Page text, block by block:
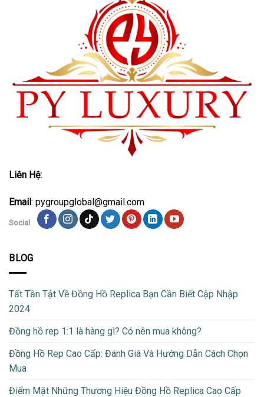
Liên Hệ:
Email: pygroupglobal@gmail.com
Social
BLOG
Tất Tần Tật Về Đồng Hồ Replica Bạn Cần Biết Cập Nhập
2024
Đồng hồ rep 1:1 là hàng gì? Có nên mua không?
Đồng Hồ Rep Cao Cấp: Đánh Giá Và Hướng Dẫn Cách Chọn
Mua
Điểm Mặt Những Thương Hiệu Đồng Hồ Replica Cao Cấp